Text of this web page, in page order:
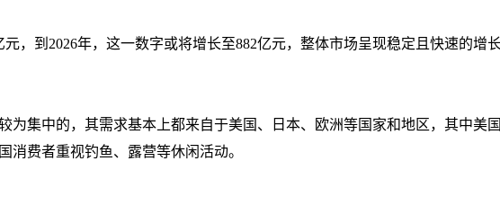
，到2026年，这一数字或将增长至882亿元，整体市场呈现稳定且快速的增
为集中的，其需求基本上都来自于美国、日本、欧洲等国家和地区，其中美
消费者重视钓鱼、露营等休闲活动。